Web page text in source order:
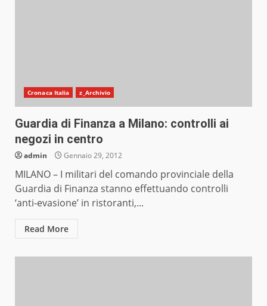
Cronaca Italia z_Archivio
Guardia di Finanza a Milano: controlli ai
negozi in centro
admin Gennaio 29, 2012
MILANO – I militari del comando provinciale della
Guardia di Finanza stanno effettuando controlli
‘anti-evasione’ in ristoranti,...
Read More